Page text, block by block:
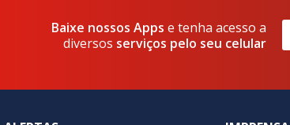
Baixe nossos Appse tenha acesso a
diversos serviços pelo seu celular